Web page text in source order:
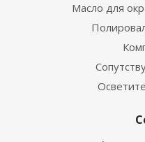
Масло для